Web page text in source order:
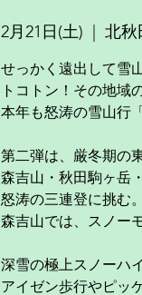
2月21日(土) 北秋
せっかく遠出して雪
トコトン！その地域
本年も怒涛の雪山行
第二弾は、厳冬期の
森吉山・秋田駒ヶ岳
怒涛の三連登に挑む。
森吉山では、スノー
深雪の極上スノーハ
アイゼン歩行やピッ